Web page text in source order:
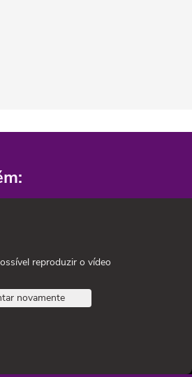
reproduzir o vídeo
novamente